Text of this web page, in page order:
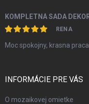
RENA
Moc spokojny, krasna praca
INFORMÁCIE PRE VÁS
O mozaikovej omietke